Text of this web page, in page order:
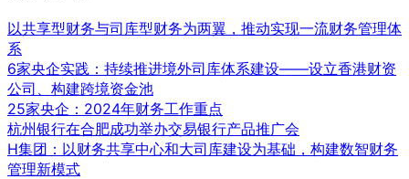
以共享型财务与司库型财务为两翼，推动实现一流财务管理体
系
6家央企实践：持续推进境外司库体系建设——设立香港财资
公司、构建跨境资金池
25家央企：2024年财务工作重点
杭州银行在合肥成功举办交易银行产品推广会
H集团：以财务共享中心和大司库建设为基础，构建数智财务
管理新模式